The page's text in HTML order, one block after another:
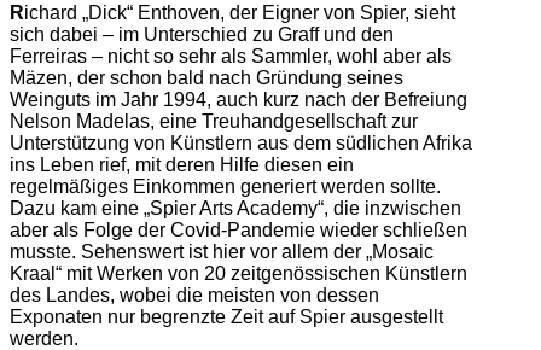
Richard „Dick“ Enthoven, der Eigner von Spier, sieht
sich dabei – im Unterschied zu Graff und den
Ferreiras – nicht so sehr als Sammler, wohl aber als
Mäzen, der schon bald nach Gründung seines
Weinguts im Jahr 1994, auch kurz nach der Befreiung
Nelson Madelas, eine Treuhandgesellschaft zur
Unterstützung von Künstlern aus dem südlichen Afrika
ins Leben rief, mit deren Hilfe diesen ein
regelmäßiges Einkommen generiert werden sollte.
Dazu kam eine „Spier Arts Academy“, die inzwischen
aber als Folge der Covid-Pandemie wieder schließen
musste. Sehenswert ist hier vor allem der „Mosaic
Kraal“ mit Werken von 20 zeitgenössischen Künstlern
des Landes, wobei die meisten von dessen
Exponaten nur begrenzte Zeit auf Spier ausgestellt
werden.